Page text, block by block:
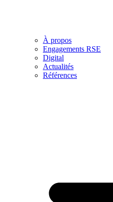
À propos
Engagements RSE
Digital
Actualités
Références